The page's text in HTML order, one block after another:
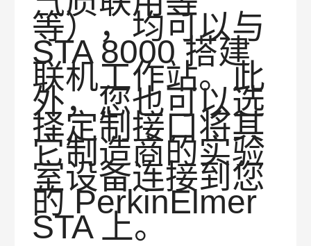
等），均可以与
STA 8000 搭建
联机工作站。此
外，您也可以选
择定制接口将其
它制造商的实验
室设备连接到您
的 PerkinElmer
STA 上。